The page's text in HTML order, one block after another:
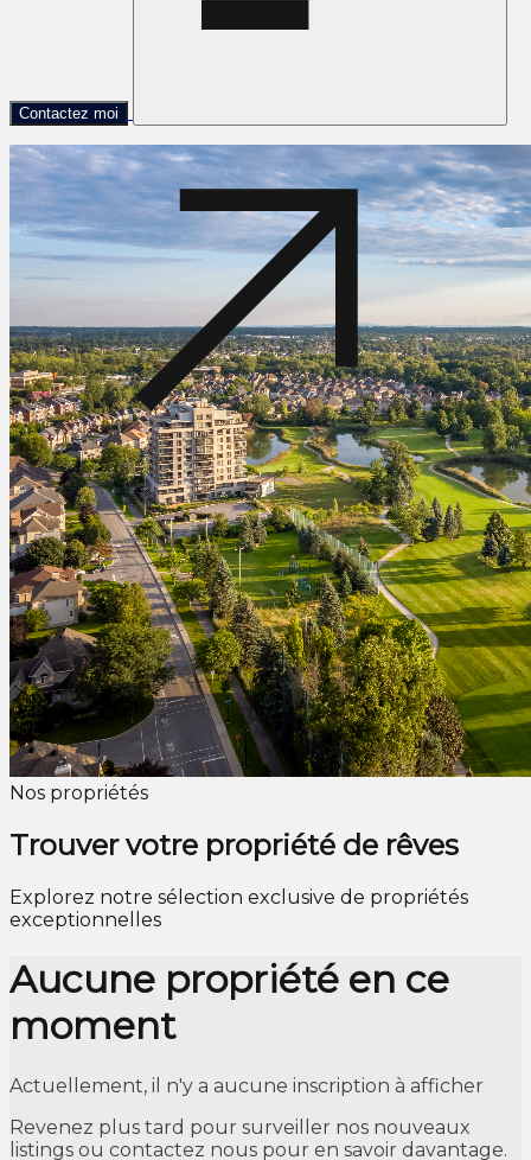
Contactez moi
Nos propriétés
Trouver votre propriété de rêves
Explorez notre sélection exclusive de propriétés
exceptionnelles
Aucune propriété en ce
moment
Actuellement, il n'y a aucune inscription à afficher
Revenez plus tard pour surveiller nos nouveaux
listings ou contactez nous pour en savoir davantage.